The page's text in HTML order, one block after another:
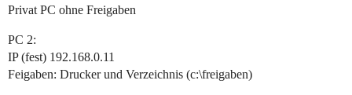
Privat PC ohne Freigaben
PC 2:
IP (fest) 192.168.0.11
Feigaben: Drucker und Verzeichnis (c:\freigaben)